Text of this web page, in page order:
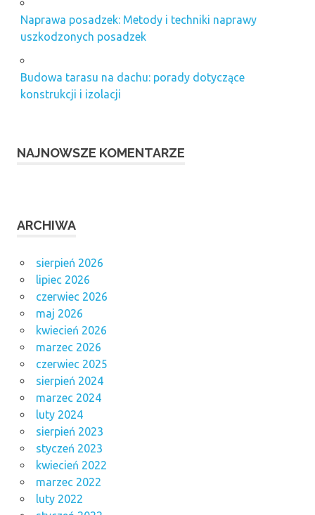
Naprawa posadzek: Metody i techniki naprawy
uszkodzonych posadzek
Budowa tarasu na dachu: porady dotyczące
konstrukcji i izolacji
NAJNOWSZE KOMENTARZE
ARCHIWA
sierpień 2026
lipiec 2026
czerwiec 2026
maj 2026
kwiecień 2026
marzec 2026
czerwiec 2025
sierpień 2024
marzec 2024
luty 2024
sierpień 2023
styczeń 2023
kwiecień 2022
marzec 2022
luty 2022